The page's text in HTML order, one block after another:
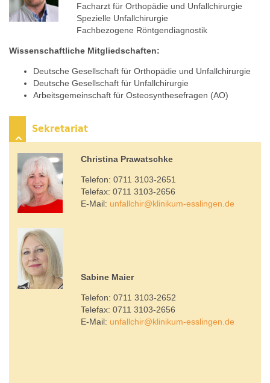
Facharzt für Orthopädie und Unfallchirurgie
Spezielle Unfallchirurgie
Fachbezogene Röntgendiagnostik
Wissenschaftliche Mitgliedschaften:
Deutsche Gesellschaft für Orthopädie und Unfallchirurgie
Deutsche Gesellschaft für Unfallchirurgie
Arbeitsgemeinschaft für Osteosynthesefragen (AO)
Sekretariat
Christina Prawatschke
Telefon: 0711 3103-2651
Telefax: 0711 3103-2656
E-Mail: unfallchir@klinikum-esslingen.de
Sabine Maier
Telefon: 0711 3103-2652
Telefax: 0711 3103-2656
E-Mail: unfallchir@klinikum-esslingen.de